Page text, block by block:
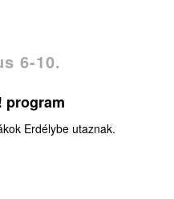
6-10.
program
Erdélybe utaznak.